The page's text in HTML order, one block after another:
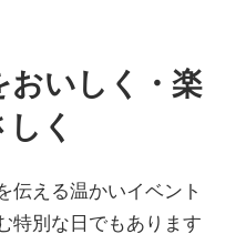
いしく・楽
く
伝える温かいイベント
特別な日でもあります